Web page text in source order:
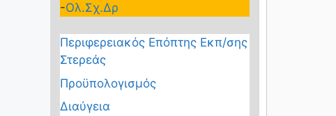
-Ολ.Σχ.Δρ
Περιφερειακός Επόπτης Εκπ/σης
Στερεάς
Προϋπολογισμός
Διαύγεια